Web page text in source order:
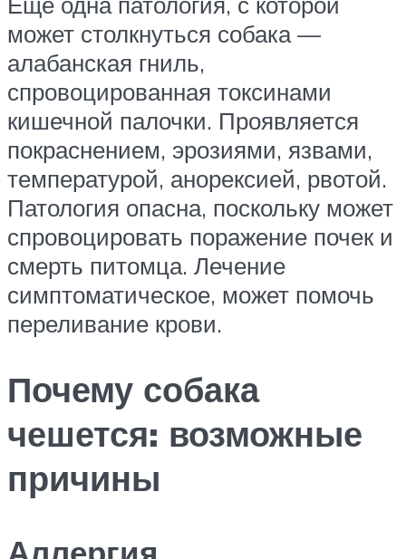
может столкнуться собака —
алабанская гниль,
спровоцированная токсинами
кишечной палочки. Проявляется
покраснением, эрозиями, язвами,
температурой, анорексией, рвотой.
Патология опасна, поскольку может
спровоцировать поражение почек и
смерть питомца. Лечение
симптоматическое, может помочь
переливание крови.
Почему собака
чешется: возможные
причины